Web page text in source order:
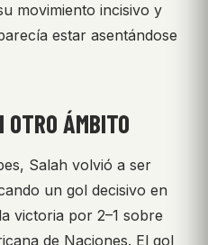
movimiento incisivo y
estar asentándose
ÁMBITO
Salah volvió a ser
un gol decisivo en
victoria por 2–1 sobre
de Naciones. El gol